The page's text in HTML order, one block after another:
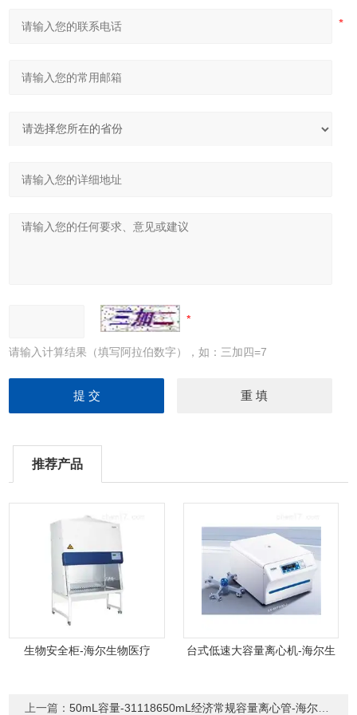
请输入计算结果（填写阿拉伯数字），如：三加四=7
推荐产品
生物安全柜-海尔生物医疗
台式低速大容量离心机-海尔生
上一篇：50mL容量-31118650mL经济常规容量离心管-海尔生物医疗耗材